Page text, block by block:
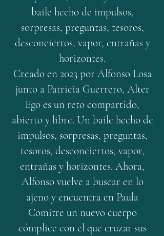
baile hecho de impulsos,
sorpresas, preguntas, tesoros,
desconciertos, vapor, entrañas y
horizontes.
Creado en 2023 por Alfonso Losa
junto a Patricia Guerrero, Alter
Ego es un reto compartido,
abierto y libre. Un baile hecho de
impulsos, sorpresas, preguntas,
tesoros, desconciertos, vapor,
entrañas y horizontes. Ahora,
Alfonso vuelve a buscar en lo
ajeno y encuentra en Paula
Comitre un nuevo cuerpo
cómplice con el que cruzar sus